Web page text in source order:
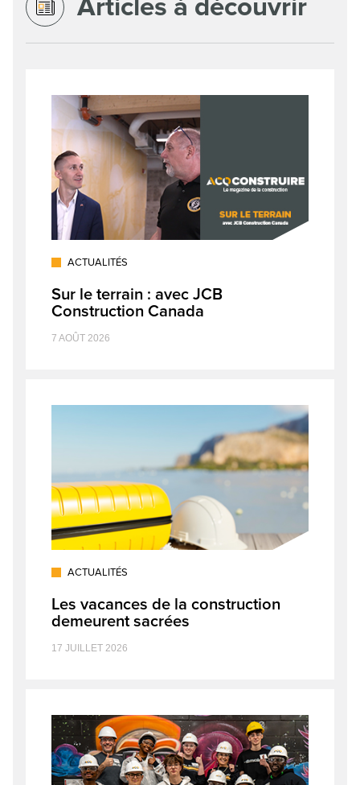
Articles à découvrir
ACTUALITÉS
Sur le terrain : avec JCB
Construction Canada
7 AOÛT 2026
ACTUALITÉS
Les vacances de la construction
demeurent sacrées
17 JUILLET 2026